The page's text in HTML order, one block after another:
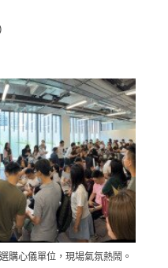
購心儀單位，現場氣氛熱鬧。